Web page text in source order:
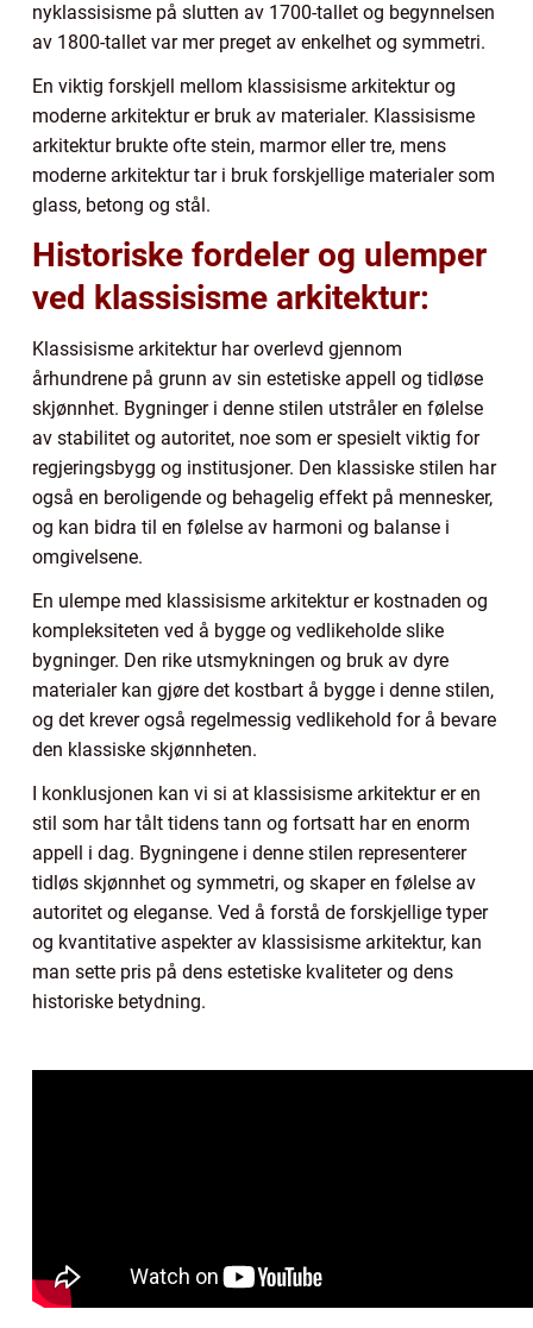
nyklassisisme på slutten av 1700-tallet og begynnelsen
av 1800-tallet var mer preget av enkelhet og symmetri.
En viktig forskjell mellom klassisisme arkitektur og
moderne arkitektur er bruk av materialer. Klassisisme
arkitektur brukte ofte stein, marmor eller tre, mens
moderne arkitektur tar i bruk forskjellige materialer som
glass, betong og stål.
Historiske fordeler og ulemper
ved klassisisme arkitektur:
Klassisisme arkitektur har overlevd gjennom
århundrene på grunn av sin estetiske appell og tidløse
skjønnhet. Bygninger i denne stilen utstråler en følelse
av stabilitet og autoritet, noe som er spesielt viktig for
regjeringsbygg og institusjoner. Den klassiske stilen har
også en beroligende og behagelig effekt på mennesker,
og kan bidra til en følelse av harmoni og balanse i
omgivelsene.
En ulempe med klassisisme arkitektur er kostnaden og
kompleksiteten ved å bygge og vedlikeholde slike
bygninger. Den rike utsmykningen og bruk av dyre
materialer kan gjøre det kostbart å bygge i denne stilen,
og det krever også regelmessig vedlikehold for å bevare
den klassiske skjønnheten.
I konklusjonen kan vi si at klassisisme arkitektur er en
stil som har tålt tidens tann og fortsatt har en enorm
appell i dag. Bygningene i denne stilen representerer
tidløs skjønnhet og symmetri, og skaper en følelse av
autoritet og eleganse. Ved å forstå de forskjellige typer
og kvantitative aspekter av klassisisme arkitektur, kan
man sette pris på dens estetiske kvaliteter og dens
historiske betydning.